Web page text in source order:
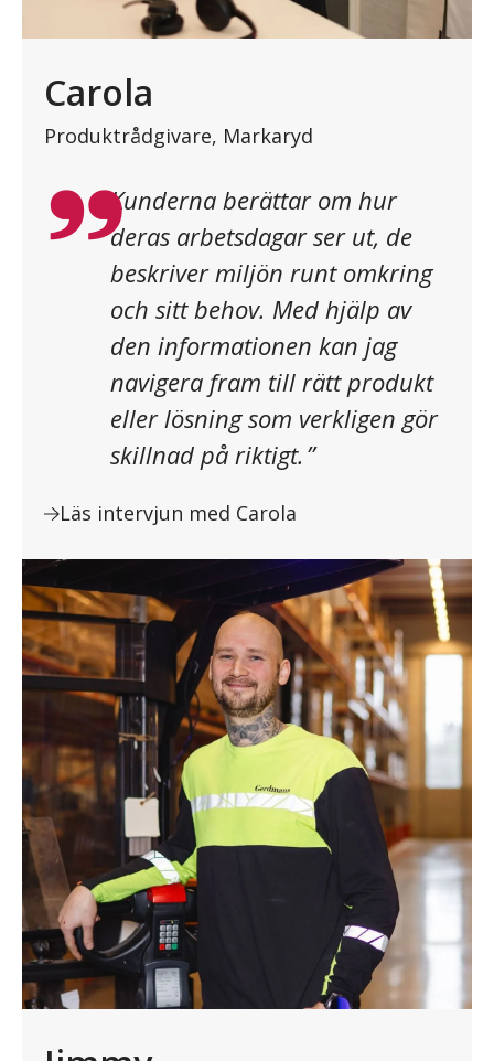
Carola
Produktrådgivare, Markaryd
”Kunderna berättar om hur
deras arbetsdagar ser ut, de
beskriver miljön runt omkring
och sitt behov. Med hjälp av
den informationen kan jag
navigera fram till rätt produkt
eller lösning som verkligen gör
skillnad på riktigt. ”
Läs intervjun med Carola